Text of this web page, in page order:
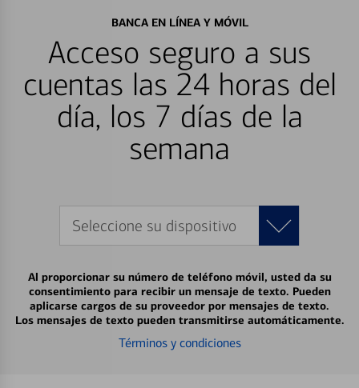
BANCA EN LÍNEA Y MÓVIL
Acceso seguro a sus
cuentas las 24 horas del
día, los 7 días de la
semana
Seleccione su dispositivo
Al proporcionar su número de teléfono móvil, usted da su
consentimiento para recibir un mensaje de texto. Pueden
aplicarse cargos de su proveedor por mensajes de texto.
Los mensajes de texto pueden transmitirse automáticamente.
Términos y condiciones